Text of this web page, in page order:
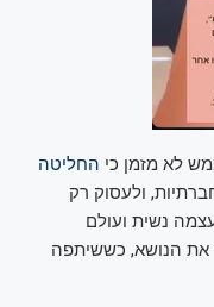
לא מזמן כי החליטה
ולעסוק רק
נשית ועולם
את הנושא, כששיתפה